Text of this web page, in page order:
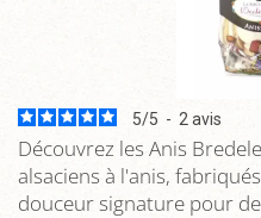
5/5 - 2 avis
Découvrez les Anis
alsaciens à l'anis,
douceur signature pour